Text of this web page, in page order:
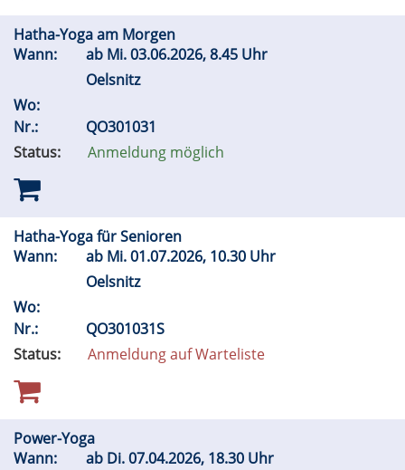
Hatha-Yoga am Morgen
Wann:
ab Mi.03.06.2026, 8.45 Uhr
Oelsnitz
Wo:
Nr.:
QO301031
Status:
Anmeldung möglich
Hatha-Yoga für Senioren
Wann:
ab Mi.01.07.2026, 10.30 Uhr
Oelsnitz
Wo:
Nr.:
QO301031S
Status:
Anmeldung auf Warteliste
Power-Yoga
Wann:
ab Di.07.04.2026, 18.30 Uhr